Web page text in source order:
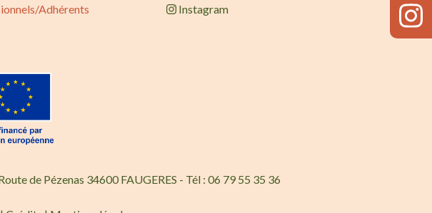
Adhérents
Instagram
de Pézenas 34600 FAUGERES - Tél : 06 79 55 35 36